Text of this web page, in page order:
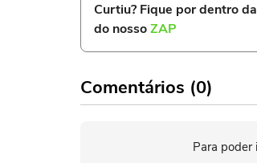
Curtiu? Fique por dentro
do nossoZAP
Comentários (0)
Para poder